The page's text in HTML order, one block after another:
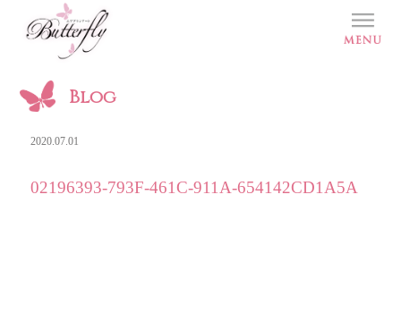
Blog
2020.07.01
02196393-793F-461C-911A-654142CD1A5A